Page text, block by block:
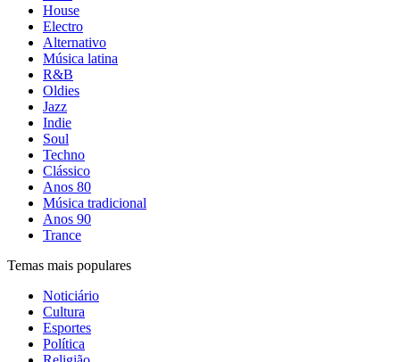
House
Electro
Alternativo
Música latina
R&B
Oldies
Jazz
Indie
Soul
Techno
Clássico
Anos 80
Música tradicional
Anos 90
Trance
Temas mais populares
Noticiário
Cultura
Esportes
Política